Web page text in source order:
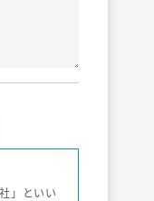
」といい